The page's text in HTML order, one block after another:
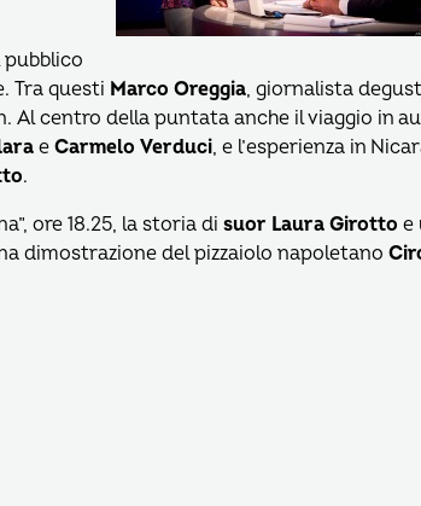
Tra questi Marco Oreggia, giornalista
Al centro della puntata anche il viaggio in
e Carmelo Verduci, e l’esperienza in
.
ore 18.25, la storia di suor Laura Girotto e
dimostrazione del pizzaiolo napoletano